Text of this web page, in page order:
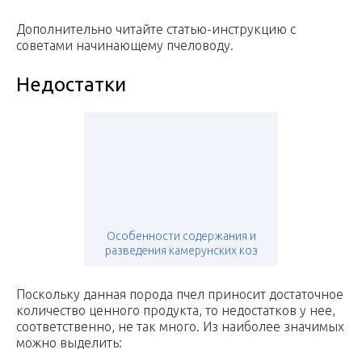
Дополнительно читайте статью-инструкцию с
советами начинающему пчеловоду.
Недостатки
Особенности содержания и
разведения камерунских коз
Поскольку данная порода пчел приносит достаточное
количество ценного продукта, то недостатков у нее,
соответственно, не так много. Из наиболее значимых
можно выделить: